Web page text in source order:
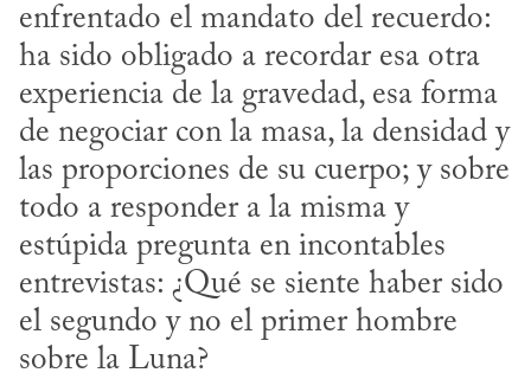
enfrentado el mandato del recuerdo:
ha sido obligado a recordar esa otra
experiencia de la gravedad, esa forma
de negociar con la masa, la densidad y
las proporciones de su cuerpo; y sobre
todo a responder a la misma y
estúpida pregunta en incontables
entrevistas: ¿Qué se siente haber sido
el segundo y no el primer hombre
sobre la Luna?